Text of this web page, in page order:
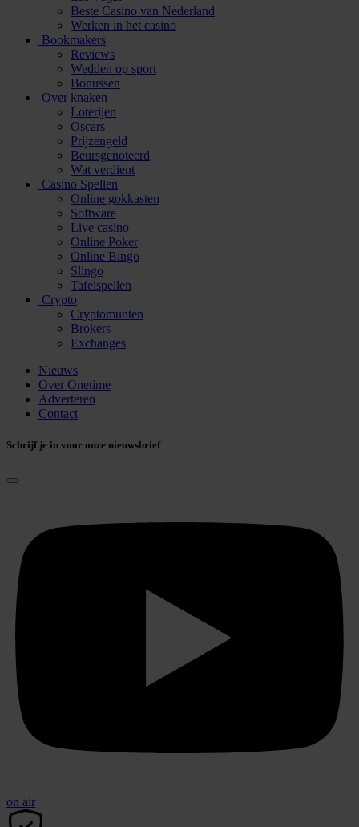
Beste Casino van Nederland
Werken in het casino
Bookmakers
Reviews
Wedden op sport
Bonussen
Over knaken
Loterijen
Oscars
Prijzengeld
Beursgenoteerd
Wat verdient
Casino Spellen
Online gokkasten
Software
Live casino
Online Poker
Online Bingo
Slingo
Tafelspellen
Crypto
Cryptomunten
Brokers
Exchanges
Nieuws
Over Onetime
Adverteren
Contact
Schrijf je in voor onze nieuwsbrief
on air